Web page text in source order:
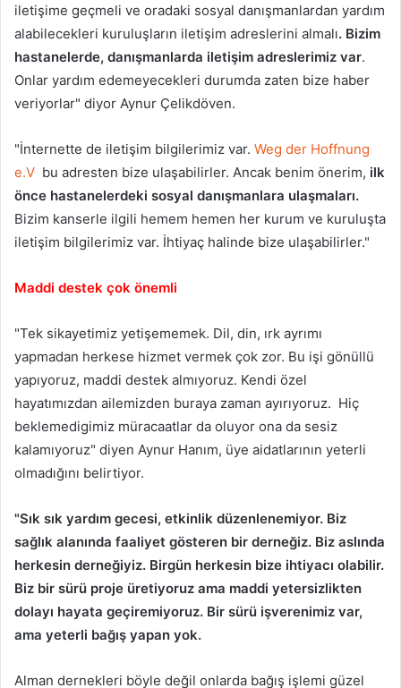
iletişime geçmeli ve oradaki sosyal danışmanlardan yardım
alabilecekleri kuruluşların iletişim adreslerini almalı. Bizim
hastanelerde, danışmanlarda iletişim adreslerimiz var.
Onlar yardım edemeyecekleri durumda zaten bize haber
veriyorlar" diyor Aynur Çelikdöven.
"İnternette de iletişim bilgilerimiz var. Weg der Hoffnung
e.V bu adresten bize ulaşabilirler. Ancak benim önerim, ilk
önce hastanelerdeki sosyal danışmanlara ulaşmaları.
Bizim kanserle ilgili hemem hemen her kurum ve kuruluşta
iletişim bilgilerimiz var. İhtiyaç halinde bize ulaşabilirler."
Maddi destek çok önemli
"Tek sikayetimiz yetişememek. Dil, din, ırk ayrımı
yapmadan herkese hizmet vermek çok zor. Bu işi gönüllü
yapıyoruz, maddi destek almıyoruz. Kendi özel
hayatımızdan ailemizden buraya zaman ayırıyoruz. Hiç
beklemedigimiz müracaatlar da oluyor ona da sesiz
kalamıyoruz" diyen Aynur Hanım, üye aidatlarının yeterli
olmadığını belirtiyor.
"Sık sık yardım gecesi, etkinlik düzenlenemiyor. Biz
sağlık alanında faaliyet gösteren bir derneğiz. Biz aslında
herkesin derneğiyiz. Birgün herkesin bize ihtiyacı olabilir.
Biz bir sürü proje üretiyoruz ama maddi yetersizlikten
dolayı hayata geçiremiyoruz. Bir sürü işverenimiz var,
ama yeterli bağış yapan yok.
Alman dernekleri böyle değil onlarda bağış işlemi güzel